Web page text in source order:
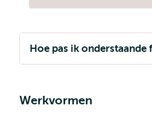
Hoe pas ik onderstaande
Werkvormen